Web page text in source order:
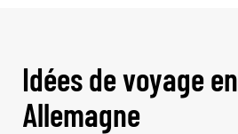
Idées de voyage en
Allemagne